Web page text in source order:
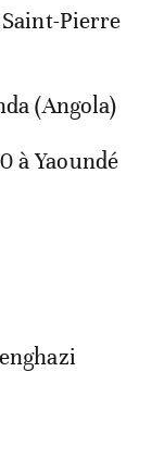
Pierre
(Angola)
à Yaoundé